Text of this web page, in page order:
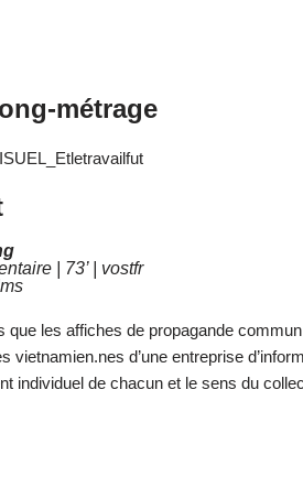
métrage
| 73’ | vostfr
que les affiches de propagande
vietnamien.nes d’une entreprise
individuel de chacun et le sens du